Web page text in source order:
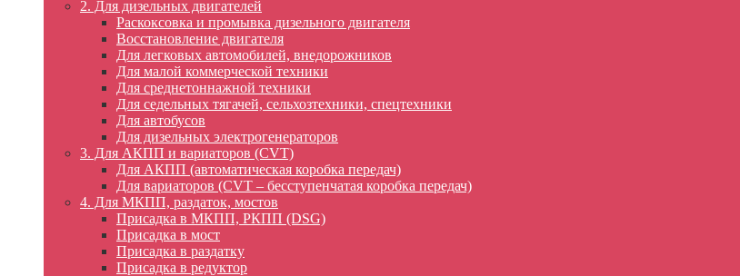
2. Для дизельных двигателей
Раскоксовка и промывка дизельного двигателя
Восстановление двигателя
Для легковых автомобилей, внедорожников
Для малой коммерческой техники
Для среднетоннажной техники
Для седельных тягачей, сельхозтехники, спецтехники
Для автобусов
Для дизельных электрогенераторов
3. Для АКПП и вариаторов (CVT)
Для АКПП (автоматическая коробка передач)
Для вариаторов (CVT – бесступенчатая коробка передач)
4. Для МКПП, раздаток, мостов
Присадка в МКПП, РКПП (DSG)
Присадка в мост
Присадка в раздатку
Присадка в редуктор